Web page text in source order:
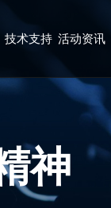
技术支持 活动资讯
神